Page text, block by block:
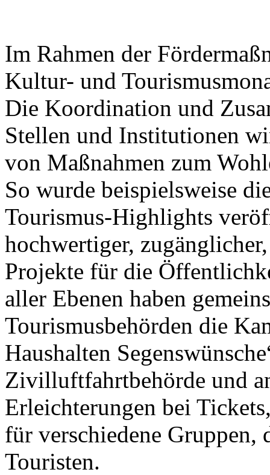
Im Rahmen der
Kultur- und
Die Koordination und
Stellen und Institutionen
von Maßnahmen zum
So wurde beispielsweise
Tourismus-Highlights
hochwertiger,
Projekte für die
aller Ebenen haben
Tourismusbehörden die
Haushalten
Zivilluftfahrtbehörde und
Erleichterungen bei
für verschiedene Gruppen,
Touristen.